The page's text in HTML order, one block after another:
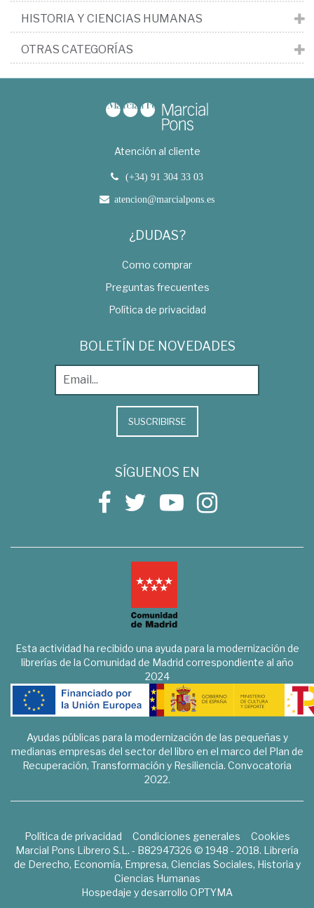
HISTORIA Y CIENCIAS HUMANAS
OTRAS CATEGORÍAS
Atención al cliente
(+34) 91 304 33 03
atencion@marcialpons.es
¿DUDAS?
Como comprar
Preguntas frecuentes
Política de privacidad
BOLETÍN DE NOVEDADES
SUSCRIBIRSE
SÍGUENOS EN
Esta actividad ha recibido una ayuda para la modernización de
librerías de la Comunidad de Madrid correspondiente al año
2024
Ayudas públicas para la modernización de las pequeñas y
medianas empresas del sector del libro en el marco del Plan de
Recuperación, Transformación y Resiliencia. Convocatoria
2022.
Política de privacidad Condiciones generales
Cookies
Marcial Pons Librero S.L. - B82947326 © 1948 - 2018. Librería
de Derecho, Economía, Empresa, Ciencias Sociales, Historia y
Ciencias Humanas
Hospedaje y desarrollo OPTYMA